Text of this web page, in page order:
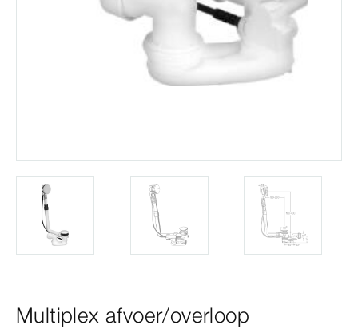
Multiplex afvoer/overloop